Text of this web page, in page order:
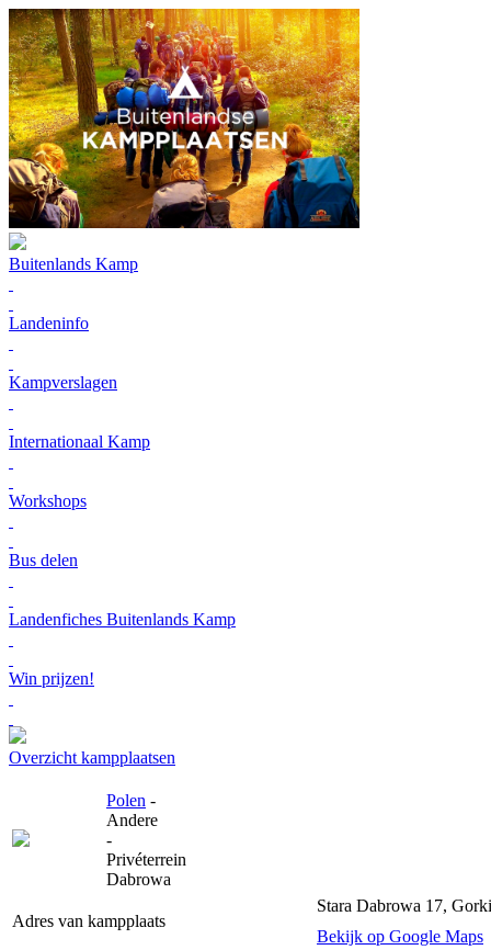
Buitenlands Kamp
Landeninfo
Kampverslagen
Internationaal Kamp
Workshops
Bus delen
Landenfiches Buitenlands Kamp
Win prijzen!
Overzicht kampplaatsen
Polen -
Andere
-
Privéterrein
Dabrowa
Adres van kampplaats
Stara Dabrowa 17,
Bekijk op Google Maps